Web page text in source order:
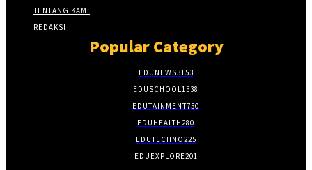
TENTANG KAMI
REDAKSI
Popular Category
EDUNEWS3153
EDUSCHOOL1538
EDUTAINMENT750
EDUHEALTH280
EDUTECHNO225
EDUEXPLORE201